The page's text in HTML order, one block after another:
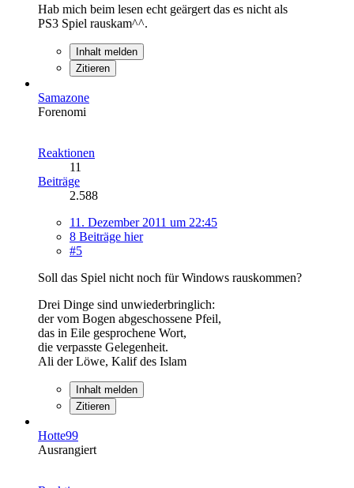
Hab mich beim lesen echt geärgert das es nicht als
PS3 Spiel rauskam^^.
Inhalt melden
Zitieren
Samazone
Forenomi
Reaktionen
11
Beiträge
2.588
11. Dezember 2011 um 22:45
8 Beiträge hier
#5
Soll das Spiel nicht noch für Windows rauskommen?
Drei Dinge sind unwiederbringlich:
der vom Bogen abgeschossene Pfeil,
das in Eile gesprochene Wort,
die verpasste Gelegenheit.
Ali der Löwe, Kalif des Islam
Inhalt melden
Zitieren
Hotte99
Ausrangiert